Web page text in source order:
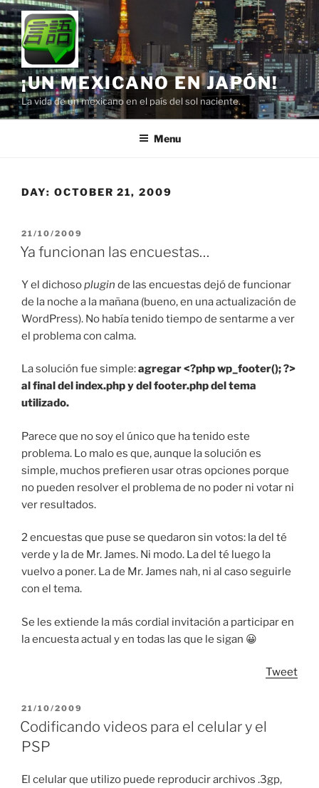
Skip
to
content
¡UN MEXICANO EN JAPÓN!
La vida de un mexicano en el país del sol naciente.
Menu
DAY: OCTOBER 21, 2009
POSTED
ON
21/10/2009
Ya funcionan las encuestas…
Y el dichosoplugin de las encuestas dejó de funcionar
de la noche a la mañana (bueno, en una actualización de
WordPress). No había tenido tiempo de sentarme a ver
el problema con calma.
La solución fue simple:agregar <?php wp_footer(); ?>
al final del index.php y del footer.php del tema
utilizado.
Parece que no soy el único que ha tenido este
problema. Lo malo es que, aunque la solución es
simple, muchos prefieren usar otras opciones porque
no pueden resolver el problema de no poder ni votar ni
ver resultados.
2 encuestas que puse se quedaron sin votos: la del té
verde y la de Mr. James. Ni modo. La del té luego la
vuelvo a poner. La de Mr. James nah, ni al caso seguirle
con el tema.
Se les extiende la más cordial invitación a participar en
la encuesta actual y en todas las que le sigan 😀
Tweet
POSTED
ON
21/10/2009
Codificando videos para el celular y el
PSP
El celular que utilizo puede reproducir archivos .3gp,